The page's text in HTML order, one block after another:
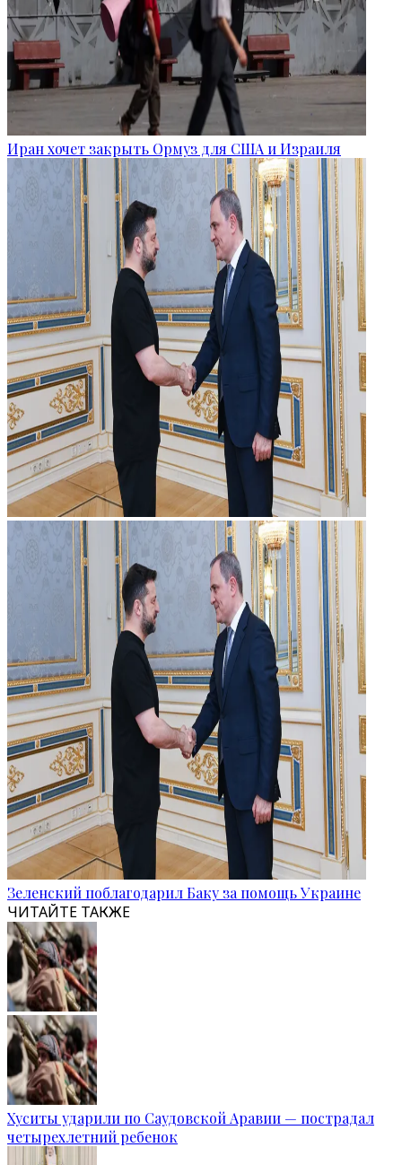
Иран хочет закрыть Ормуз для США и Израиля
Зеленский поблагодарил Баку за помощь Украине
ЧИТАЙТЕ ТАКЖЕ
Хуситы ударили по Саудовской Аравии — пострадал
четырехлетний ребенок